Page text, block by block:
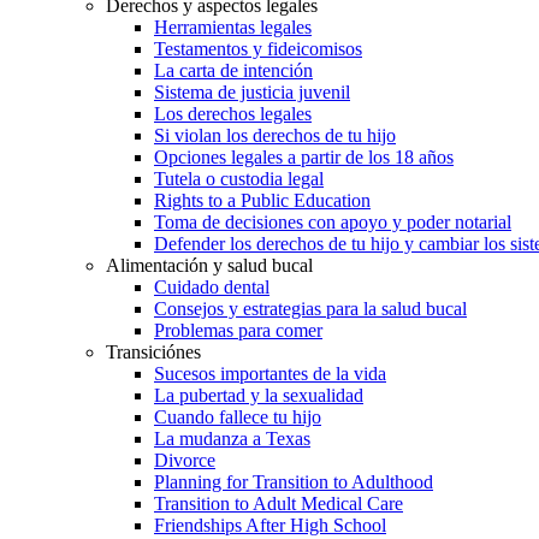
Derechos y aspectos legales
Herramientas legales
Testamentos y fideicomisos
La carta de intención
Sistema de justicia juvenil
Los derechos legales
Si violan los derechos de tu hijo
Opciones legales a partir de los 18 años
Tutela o custodia legal
Rights to a Public Education
Toma de decisiones con apoyo y poder notarial
Defender los derechos de tu hijo y cambiar los
Alimentación y salud bucal
Cuidado dental
Consejos y estrategias para la salud bucal
Problemas para comer
Transiciónes
Sucesos importantes de la vida
La pubertad y la sexualidad
Cuando fallece tu hijo
La mudanza a Texas
Divorce
Planning for Transition to Adulthood
Transition to Adult Medical Care
Friendships After High School